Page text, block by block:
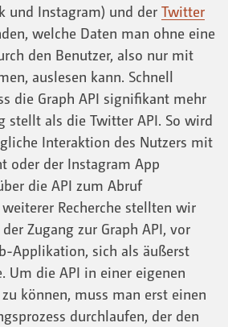
und Instagram) und der Twitter
welche Daten man ohne eine
den Benutzer, also nur mit
auslesen kann. Schnell
die Graph API signifikant mehr
stellt als die Twitter API. So wird
Interaktion des Nutzers mit
oder der Instagram App
die API zum Abruf
Recherche stellten wir
Zugang zur Graph API, vor
Applikation, sich als äußerst
Um die API in einer eigenen
können, muss man erst einen
durchlaufen, der den